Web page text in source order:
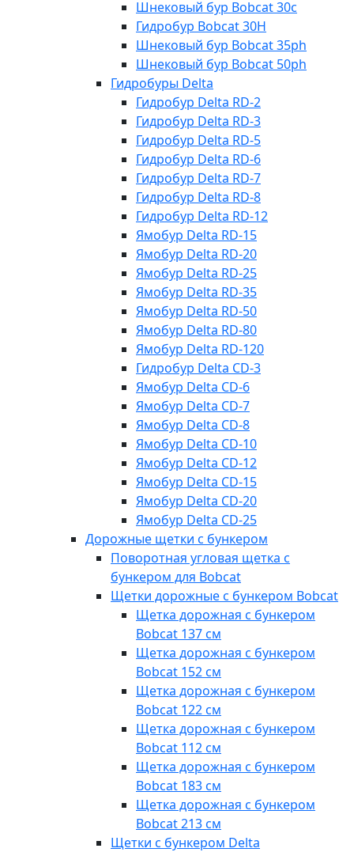
Шнековый бур Bobcat 30c
Гидробур Bobcat 30H
Шнековый бур Bobcat 35ph
Шнековый бур Bobcat 50ph
Гидробуры Delta
Гидробур Delta RD-2
Гидробур Delta RD-3
Гидробур Delta RD-5
Гидробур Delta RD-6
Гидробур Delta RD-7
Гидробур Delta RD-8
Гидробур Delta RD-12
Ямобур Delta RD-15
Ямобур Delta RD-20
Ямобур Delta RD-25
Ямобур Delta RD-35
Ямобур Delta RD-50
Ямобур Delta RD-80
Ямобур Delta RD-120
Гидробур Delta CD-3
Ямобур Delta CD-6
Ямобур Delta CD-7
Ямобур Delta CD-8
Ямобур Delta CD-10
Ямобур Delta CD-12
Ямобур Delta CD-15
Ямобур Delta CD-20
Ямобур Delta CD-25
Дорожные щетки с бункером
Поворотная угловая щетка с
бункером для Bobcat
Щетки дорожные с бункером Bobcat
Щетка дорожная с бункером
Bobcat 137 см
Щетка дорожная с бункером
Bobcat 152 см
Щетка дорожная с бункером
Bobcat 122 см
Щетка дорожная с бункером
Bobcat 112 см
Щетка дорожная с бункером
Bobcat 183 см
Щетка дорожная с бункером
Bobcat 213 см
Щетки с бункером Delta